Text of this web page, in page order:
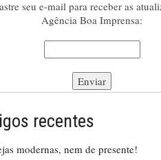
seu e-mail para receber as
Agência Boa Imprensa:
recentes
modernas, nem de presente!